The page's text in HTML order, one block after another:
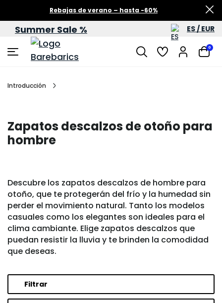
Rebajas de verano – hasta -60%
Summer Sale % ES / EUR
0
Introducción
Zapatos descalzos de otoño para
hombre
Descubre los zapatos descalzos de hombre para
otoño, que te protegerán del frío y la humedad sin
perder el movimiento natural. Tanto los modelos
casuales como los elegantes son ideales para el
clima cambiante. Elige zapatos descalzos que
puedan resistir la lluvia y te brinden la comodidad
que deseas.
Filtrar